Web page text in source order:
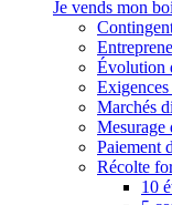
Je vends mon
Évolution
Exigences
Marchés
Mesurage
Paiement
Récolte
10